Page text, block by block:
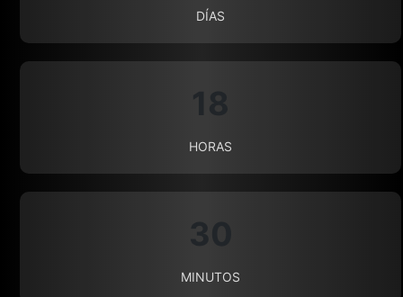
DÍAS
18
HORAS
30
MINUTOS